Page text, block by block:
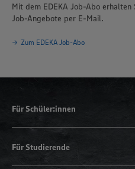
Mit dem EDEKA Job-Abo
Job-Angebote per E-Mail.
Zum EDEKA Job-Abo
Für Schüler:innen
Für Studierende